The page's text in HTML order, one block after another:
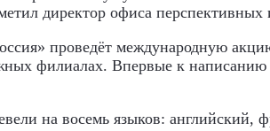
директор офиса
проведёт международную
филиалах. Впервые к
на восемь языков: